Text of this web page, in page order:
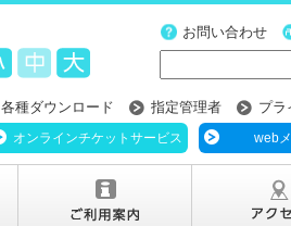
お問い合わせ
各種ダウンロード 指定管理者 プラ
オンラインチケットサービス web